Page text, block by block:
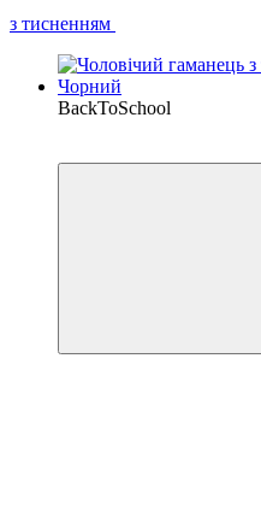
з тисненням
BackToSchool